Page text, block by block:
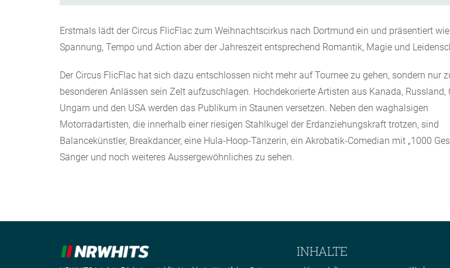
Erstmals lädt der Circus FlicFlac zum Weihnachtscirkus nach Dortmund ein und präsentiert
Spannung, Tempo und Action aber der Jahreszeit entsprechend Romantik, Magie und
Der Circus FlicFlac hat sich dazu entschlossen nicht mehr auf Tournee zu gehen, sondern nur
besonderen Anlässen sein Zelt aufzuschlagen. Hochdekorierte Artisten aus Kanada, Russland,
Ungarn und den USA werden das Publikum in Staunen versetzen. Neben den waghalsigen
Motorradartisten, die innerhalb einer riesigen Stahlkugel der Erdanziehungskraft trotzen, sind
Balancekünstler, Breakdancer, eine Hula-Hoop-Tänzerin, ein Akrobatik-Comedian mit „1000
Sänger und noch weiteres Aussergewöhnliches zu sehen.
INHALTE